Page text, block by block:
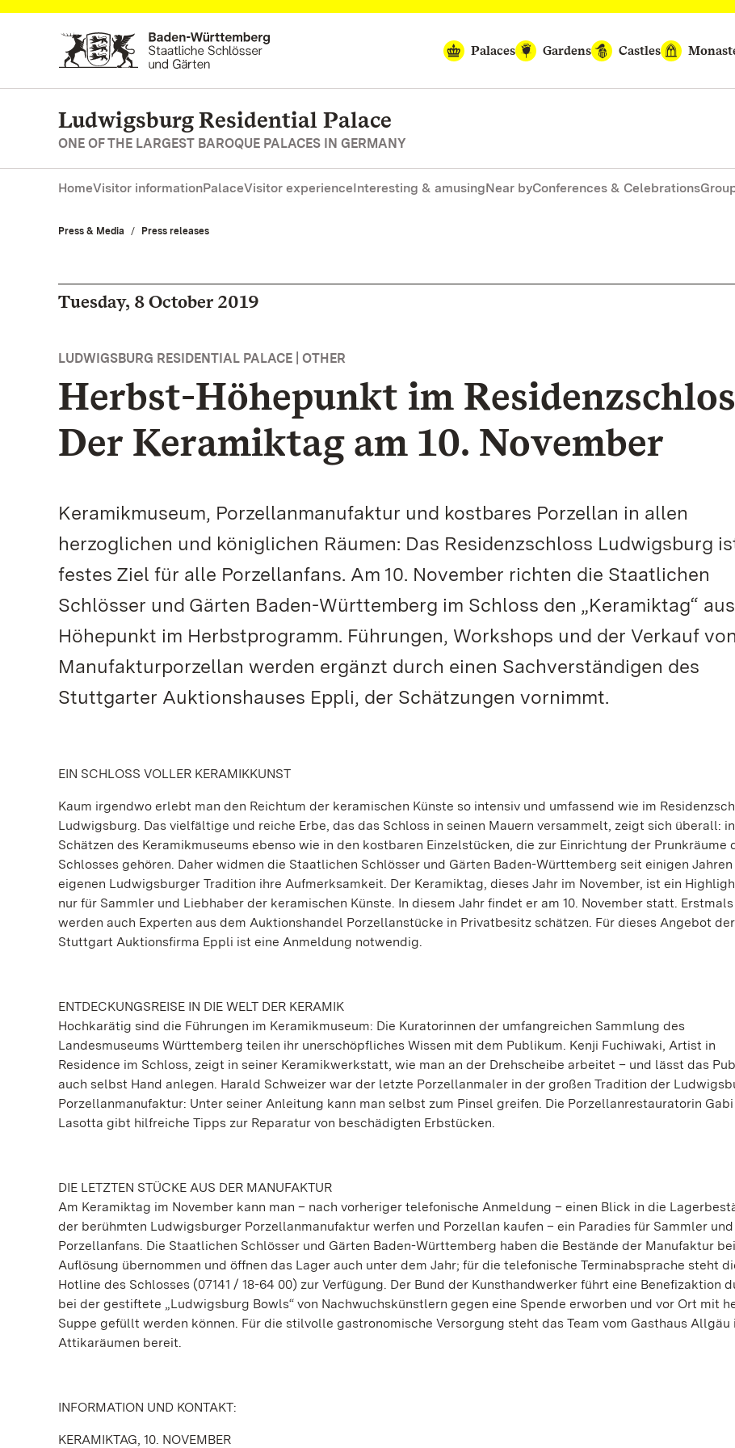
Navigate to main page
Palaces
Gardens Castles
Ludwigsburg Residential Palace
ONE OF THE LARGEST BAROQUE PALACES IN GERMANY
HomeVisitor informationPalaceVisitor experienceInteresting & amusingNear byConferences & Celebrations
Press & Media Press releases
Tuesday, 8 October 2019
LUDWIGSBURG RESIDENTIAL PALACE | OTHER
Herbst-Höhepunkt im
Der Keramiktag am 10. November
Keramikmuseum, Porzellanmanufaktur und kostbares Porzellan in allen
herzoglichen und königlichen Räumen: Das Residenzschloss Ludwigsburg
festes Ziel für alle Porzellanfans. Am 10. November richten die Staatlichen
Schlösser und Gärten Baden-Württemberg im Schloss den „Keramiktag“
Höhepunkt im Herbstprogramm. Führungen, Workshops und der Verkauf von
Manufakturporzellan werden ergänzt durch einen Sachverständigen des
Stuttgarter Auktionshauses Eppli, der Schätzungen vornimmt.
EIN SCHLOSS VOLLER KERAMIKKUNST
Kaum irgendwo erlebt man den Reichtum der keramischen Künste so intensiv und umfassend wie im
Ludwigsburg. Das vielfältige und reiche Erbe, das das Schloss in seinen Mauern versammelt, zeigt sich überall:
Schätzen des Keramikmuseums ebenso wie in den kostbaren Einzelstücken, die zur Einrichtung der Prunkräume
Schlosses gehören. Daher widmen die Staatlichen Schlösser und Gärten Baden-Württemberg seit einigen
eigenen Ludwigsburger Tradition ihre Aufmerksamkeit. Der Keramiktag, dieses Jahr im November, ist ein
nur für Sammler und Liebhaber der keramischen Künste. In diesem Jahr findet er am 10. November statt. Erstmals
werden auch Experten aus dem Auktionshandel Porzellanstücke in Privatbesitz schätzen. Für dieses Angebot der
Stuttgart Auktionsfirma Eppli ist eine Anmeldung notwendig.
ENTDECKUNGSREISE IN DIE WELT DER KERAMIK
Hochkarätig sind die Führungen im Keramikmuseum: Die Kuratorinnen der umfangreichen Sammlung des
Landesmuseums Württemberg teilen ihr unerschöpfliches Wissen mit dem Publikum. Kenji Fuchiwaki, Artist in
Residence im Schloss, zeigt in seiner Keramikwerkstatt, wie man an der Drehscheibe arbeitet – und lässt das
auch selbst Hand anlegen. Harald Schweizer war der letzte Porzellanmaler in der großen Tradition der
Porzellanmanufaktur: Unter seiner Anleitung kann man selbst zum Pinsel greifen. Die Porzellanrestauratorin Gabi
Lasotta gibt hilfreiche Tipps zur Reparatur von beschädigten Erbstücken.
DIE LETZTEN STÜCKE AUS DER MANUFAKTUR
Am Keramiktag im November kann man – nach vorheriger telefonische Anmeldung – einen Blick in die
der berühmten Ludwigsburger Porzellanmanufaktur werfen und Porzellan kaufen – ein Paradies für Sammler und
Porzellanfans. Die Staatlichen Schlösser und Gärten Baden-Württemberg haben die Bestände der Manufaktur
Auflösung übernommen und öffnen das Lager auch unter dem Jahr; für die telefonische Terminabsprache steht
Hotline des Schlosses (07141 / 18-64 00) zur Verfügung. Der Bund der Kunsthandwerker führt eine Benefizaktion
bei der gestiftete „Ludwigsburg Bowls“ von Nachwuchskünstlern gegen eine Spende erworben und vor Ort mit
Suppe gefüllt werden können. Für die stilvolle gastronomische Versorgung steht das Team vom Gasthaus Allgäu
Attikaräumen bereit.
INFORMATION UND KONTAKT:
KERAMIKTAG, 10. NOVEMBER